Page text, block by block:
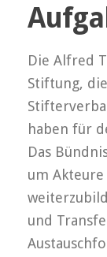
Die Alfred
Stif­tung,
haben für
Das
um
und